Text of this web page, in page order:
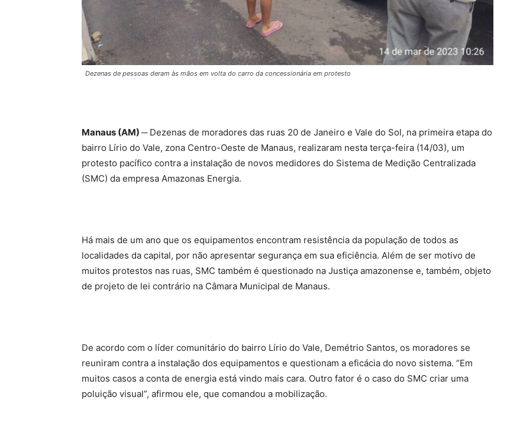
Dezenas de pessoas deram às mãos em volta do carro da concessionária em protesto
Manaus (AM) ─ Dezenas de moradores das ruas 20 de Janeiro e Vale do Sol, na primeira etapa do
bairro Lírio do Vale, zona Centro-Oeste de Manaus, realizaram nesta terça-feira (14/03), um
protesto pacífico contra a instalação de novos medidores do Sistema de Medição Centralizada
(SMC) da empresa Amazonas Energia.
Há mais de um ano que os equipamentos encontram resistência da população de todos as
localidades da capital, por não apresentar segurança em sua eficiência. Além de ser motivo de
muitos protestos nas ruas, SMC também é questionado na Justiça amazonense e, também, objeto
de projeto de lei contrário na Câmara Municipal de Manaus.
De acordo com o líder comunitário do bairro Lírio do Vale, Demétrio Santos, os moradores se
reuniram contra a instalação dos equipamentos e questionam a eficácia do novo sistema. “Em
muitos casos a conta de energia está vindo mais cara. Outro fator é o caso do SMC criar uma
poluição visual”, afirmou ele, que comandou a mobilização.